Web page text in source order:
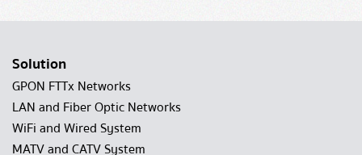
Solution
GPON FTTx Networks
LAN and Fiber Optic Networks
WiFi and Wired System
MATV and CATV System